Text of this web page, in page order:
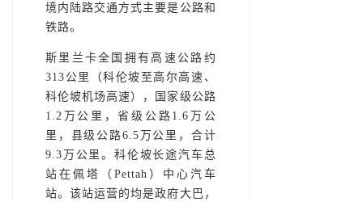
境内陆路交通方式主要是公路和
铁路。
斯里兰卡全国拥有高速公路约
313公里（科伦坡至高尔高速、
科伦坡机场高速），国家级公路
1.2万公里，省级公路1.6万公
里，县级公路6.5万公里，合计
9.3万公里。科伦坡长途汽车总
站在佩塔（Pettah）中心汽车
站。该站运营的均是政府大巴，